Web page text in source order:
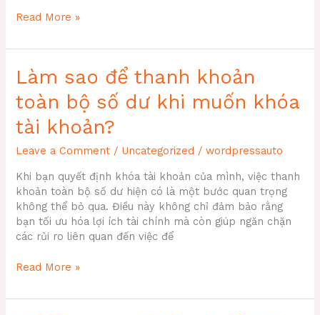
Kiểm
Phiên
MD5
Checksum
Để
Khẳng
Định
File
Đặt
F168
Không
Bị
Chỉnh
Read More »
Làm sao để thanh khoản
toàn bộ số dư khi muốn khóa
tài khoản?
Leave a Comment / Uncategorized /wordpressauto
Khi bạn quyết định khóa tài khoản của mình, việc thanh
khoản toàn bộ số dư hiện có là một bước quan trọng
không thể bỏ qua. Điều này không chỉ đảm bảo rằng
bạn tối ưu hóa lợi ích tài chính mà còn giúp ngăn chặn
các rủi ro liên quan đến việc để
Làm
để
Read More »